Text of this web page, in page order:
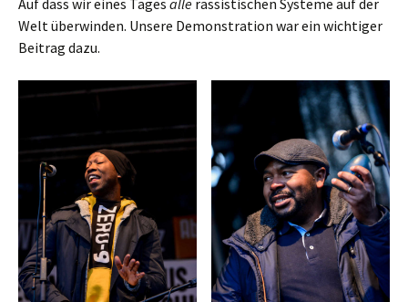
Auf dass wir eines Tages alle rassistischen Systeme auf der
Welt überwinden. Unsere Demonstration war ein wichtiger
Beitrag dazu.